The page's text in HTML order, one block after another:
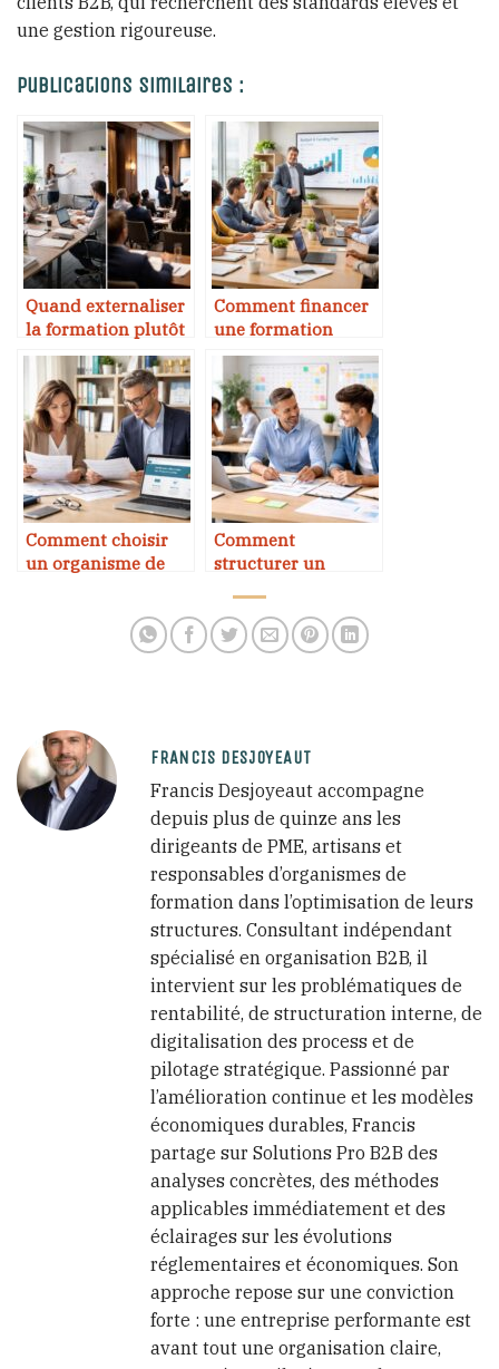
une gestion rigoureuse.
Publications Similaires :
Quand externaliser
la formation plutôt
que la gérer en
interne
Comment financer
une formation
professionnelle
pour ses salariés
Comment choisir
un organisme de
Comment
structurer un
efficace
FRANCIS DESJOYEAUT
Francis Desjoyeaut accompagne
depuis plus de quinze ans les
dirigeants de PME, artisans et
responsables d’organismes de
formation dans l’optimisation de leurs
structures. Consultant indépendant
spécialisé en organisation B2B, il
intervient sur les problématiques de
rentabilité, de structuration interne, de
digitalisation des process et de
pilotage stratégique. Passionné par
l’amélioration continue et les modèles
économiques durables, Francis
partage sur Solutions Pro B2B des
analyses concrètes, des méthodes
applicables immédiatement et des
éclairages sur les évolutions
réglementaires et économiques. Son
approche repose sur une conviction
forte : une entreprise performante est
avant tout une organisation claire,